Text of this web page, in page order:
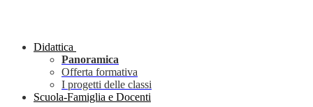
Didattica
Panoramica
Offerta formativa
I progetti delle classi
Scuola-Famiglia e Docenti